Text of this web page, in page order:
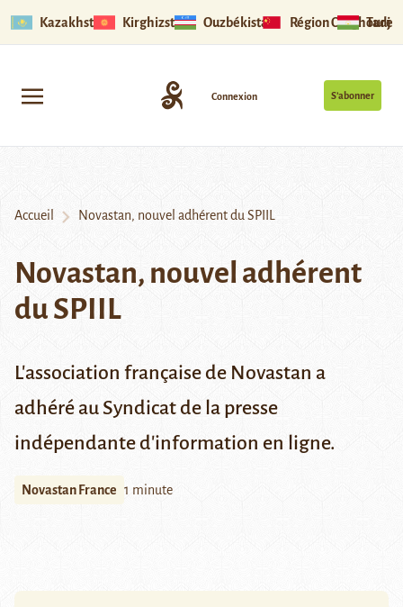
Kazakhstan Kirghizstan Ouzbékistan Région Ouïghoure
S’abonner
Connexion
Accueil Novastan, nouvel adhérent du SPIIL
Novastan, nouvel adhérent
du SPIIL
L'association française de Novastan a
adhéré au Syndicat de la presse
indépendante d'information en ligne.
Novastan France 1 minute